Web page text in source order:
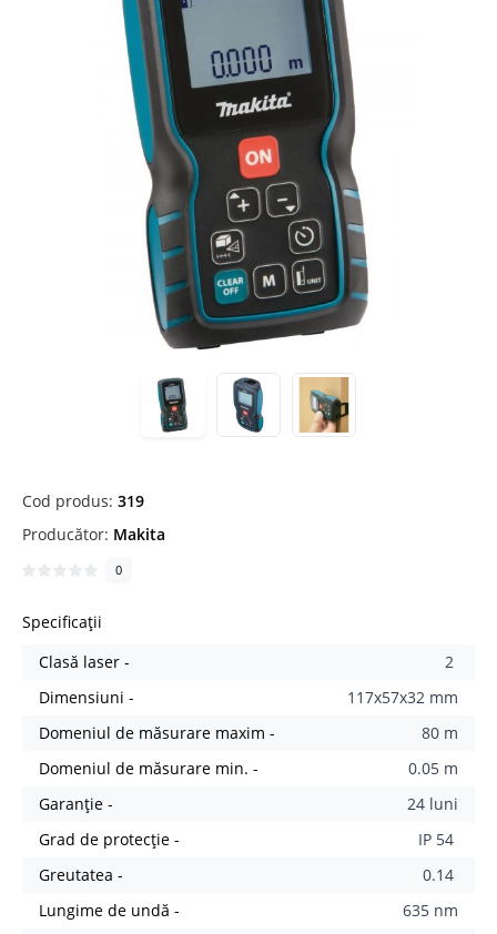
Cod produs: 319
Producător: Makita
0
Specificații
Clasă laser -
2
Dimensiuni -
117x57x32 mm
Domeniul de măsurare maxim -
80 m
Domeniul de măsurare min. -
0.05 m
Garanție -
24 luni
Grad de protecție -
IP 54
Greutatea -
0.14
Lungime de undă -
635 nm